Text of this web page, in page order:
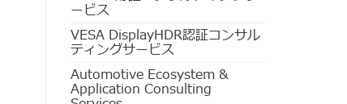
ービス
VESA DisplayHDR認証コンサル
ティングサービス
Automotive Ecosystem &
Application Consulting